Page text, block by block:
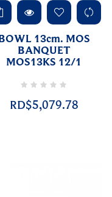
13cm. MOS
BANQUET
MOS13KS 12/1
RD$5,079.78